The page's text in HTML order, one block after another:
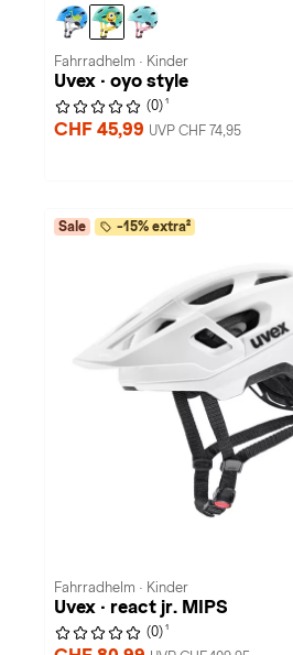
Fahrradhelm · Kinder
Uvex · oyo style
(0) 1
CHF 45,99 UVP CHF 74,95
Sale -15% extra²
Fahrradhelm · Kinder
Uvex · react jr. MIPS
(0) 1